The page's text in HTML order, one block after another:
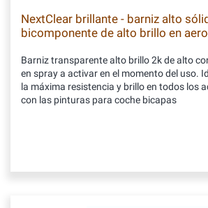
NextClear brillante - barniz alto
bicomponente de alto brillo en
Barniz transparente alto brillo 2k de alto
en spray a activar en el momento del uso.
la máxima resistencia y brillo en todos los
con las pinturas para coche bicapas